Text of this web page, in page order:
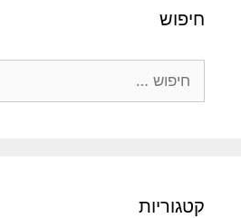
חיפוש
קטגוריות